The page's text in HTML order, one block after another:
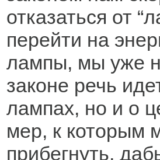
отказаться от
перейти на
лампы, мы уже
законе речь
лампах, но и о
мер, к которым
прибегнуть,